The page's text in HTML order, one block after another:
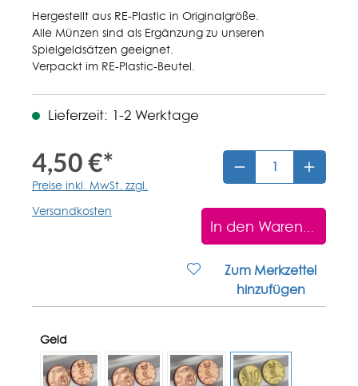
Durchschnittliche Bewertung von 4 von 5 Sternen
Hergestellt aus RE-Plastic in Originalgröße.
Alle Münzen sind als Ergänzung zu unseren
Spielgeldsätzen geeignet.
Verpackt im RE-Plastic-Beutel.
Lieferzeit: 1-2 Werktage
4,50 €*
Preise inkl. MwSt. zzgl.
Versandkosten
In den Warenkorb
Zum Merkzettel
hinzufügen
Geld